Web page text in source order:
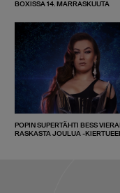
BOXISSA 14. MARRASKUUTA
POPIN SUPERTÄHTI BESS
RASKASTA JOULUA -